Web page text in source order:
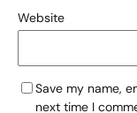
Website
Save my name,
next time I